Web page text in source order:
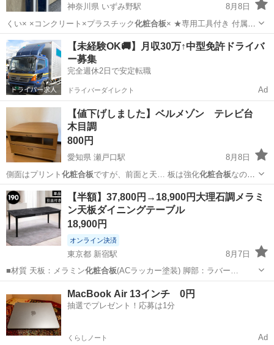
神奈川県 いずみ野駅
8月8日
くい× ×コンクリート×プラスチック化粧合板× ★専用工具付き 付属の
工具でピ…
神奈川 横浜市 いずみ野駅 家庭用品
【未経験OK🚚】月収30万↑中型免許ドライバ
ー募集
完全週休2日で安定転職
ドライバーダイレクト Ad
【値下げしました】ベルメゾン テレビ台
木目調
800円
愛知県 瀬戸口駅
8月8日
側面はプリント 化粧合板ですが、前面と天… 板は強化化粧合板なの
で、安っぽい…
愛知 瀬戸市 瀬戸口駅 収納家具
【半額】37,800円→18,900円大理石調メラミ
ン天板ダイニングテーブル
18,900円
オンライン決済
東京都 新宿駅
8月7日
■材質 天板：メラミン化粧合板(ACラッカー塗装) 脚部：ラバー…
MacBook Air 13インチ 0円
抽選でプレゼント！応募は1分
くらしノート Ad